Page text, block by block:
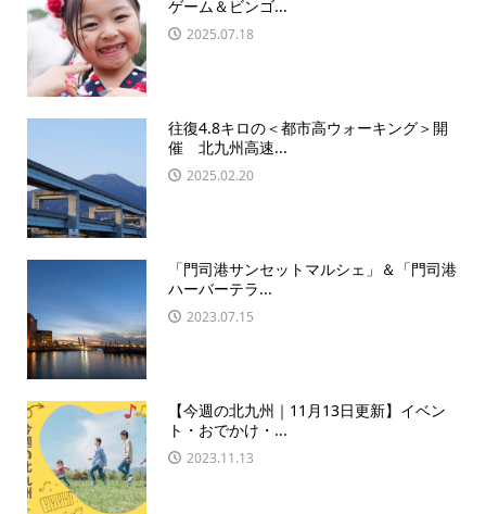
ゲーム＆ビンゴ...
2025.07.18
往復4.8キロの＜都市高ウォーキング＞開
催 北九州高速...
2025.02.20
「門司港サンセットマルシェ」＆「門司港
ハーバーテラ...
2023.07.15
【今週の北九州｜11月13日更新】イベン
ト・おでかけ・...
2023.11.13